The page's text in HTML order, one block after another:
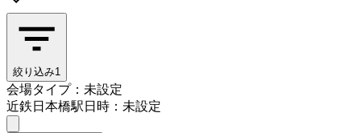
絞り込み1
会場タイプ：未設定
近鉄日本橋駅日時：未設定